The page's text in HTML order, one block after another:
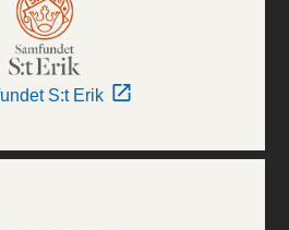
S:t Erik